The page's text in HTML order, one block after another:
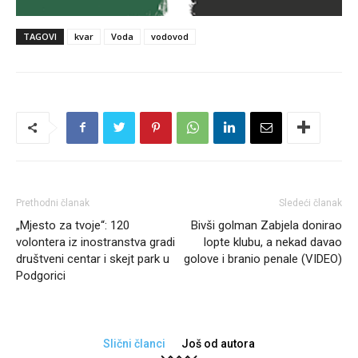
TAGOVI kvar Voda vodovod
Prethodni članak
„Mjesto za tvoje“: 120
volontera iz inostranstva gradi
društveni centar i skejt park u
Podgorici
Sledeći članak
Bivši golman Zabjela donirao
lopte klubu, a nekad davao
golove i branio penale (VIDEO)
Slični članci Još od autora